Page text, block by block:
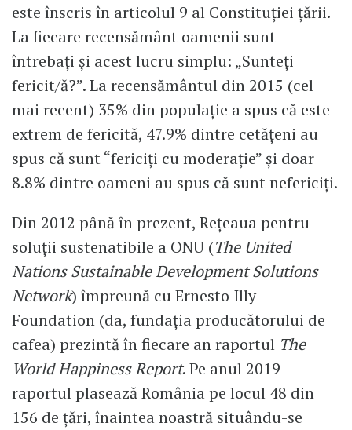
este înscris în articolul 9 al Constituţiei ţării.
La fiecare recensământ oamenii sunt
întrebaţi şi acest lucru simplu: „Sunteţi
fericit/ă?”. La recensământul din 2015 (cel
mai recent) 35% din populaţie a spus că este
extrem de fericită, 47.9% dintre cetăţeni au
spus că sunt “fericiţi cu moderaţie” şi doar
8.8% dintre oameni au spus că sunt nefericiţi.
Din 2012 până în prezent, Reţeaua pentru
soluţii sustenatibile a ONU (The United
Nations Sustainable Development Solutions
Network) împreună cu Ernesto Illy
Foundation (da, fundaţia producătorului de
cafea) prezintă în fiecare an raportul The
World Happiness Report. Pe anul 2019
raportul plasează România pe locul 48 din
156 de ţări, înaintea noastră situându-se